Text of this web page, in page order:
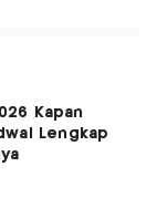
Kapan
Lengkap